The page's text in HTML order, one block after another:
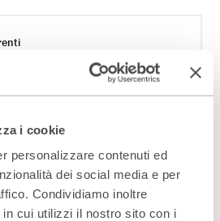
i cookie
personalizzare contenuti ed
dei social media e per
Condividiamo inoltre
cui utilizzi il nostro sito con i